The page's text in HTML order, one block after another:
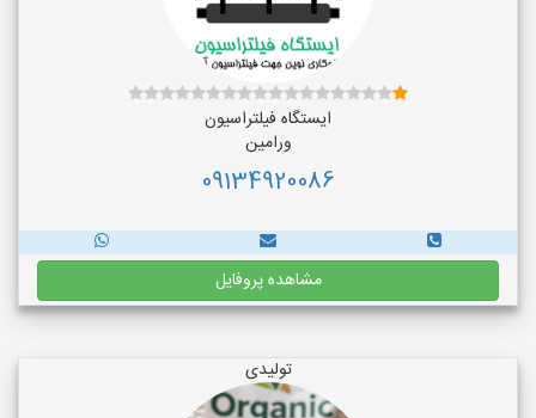
ایستگاه فیلتراسیون
ورامین
09134920086
مشاهده پروفایل
تولیدی